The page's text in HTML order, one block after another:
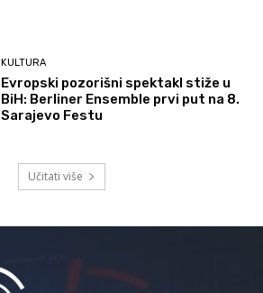
KULTURA
Evropski pozorišni spektakl stiže u
BiH: Berliner Ensemble prvi put na 8.
Sarajevo Festu
Učitati više